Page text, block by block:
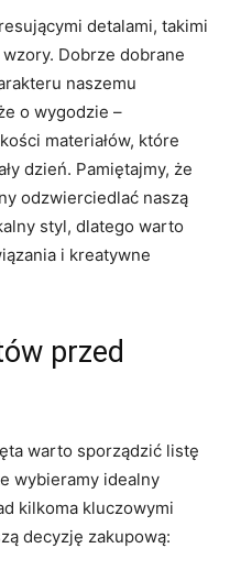
detalami, takimi
Dobrze dobrane
naszemu
o ⁤wygodzie –
materiałów, które
dzień. Pamiętajmy, że⁣
odzwierciedlać naszą
styl, dlatego warto‍
i kreatywne
przed
warto sporządzić listę
wybieramy idealny
kilkoma kluczowymi
‍decyzję zakupową: